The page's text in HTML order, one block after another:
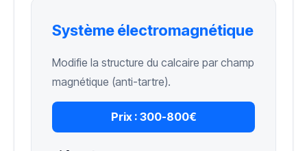
Système électromagnétique
Modifie la structure du calcaire par champ
magnétique (anti-tartre).
Prix : 300-800€